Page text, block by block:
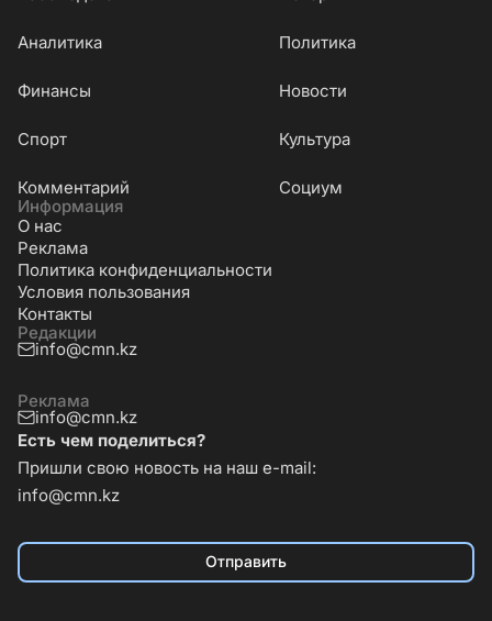
Аналитика Политика
Финансы Новости
Cпорт Культура
Комментарий
Социум
Информация
О нас
Реклама
Политика конфиденциальности
Условия пользования
Контакты
Редакции
info@cmn.kz
Реклама
info@cmn.kz
Есть чем поделиться?
Пришли свою новость на наш e-mail:
info@cmn.kz
Отправить